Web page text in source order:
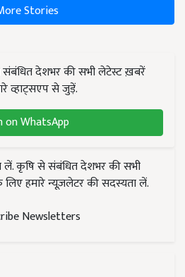
Stories
संबंधित देशभर की सभी लेटेस्ट ख़बरें
व्हाट्सएप से जुड़ें.
on WhatsApp
लें. कृषि से संबंधित देशभर की सभी
हमारे न्यूज़लेटर की सदस्यता लें.
Newsletters